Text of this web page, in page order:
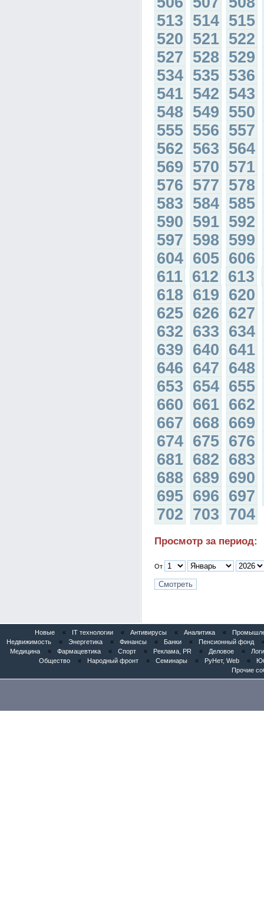
513 514 515
520 521 522
527 528 529
534 535 536
541 542 543
548 549 550
555 556 557
562 563 564
569 570 571
576 577 578
583 584 585
590 591 592
597 598 599
604 605 606
611 612 613
618 619 620
625 626 627
632 633 634
639 640 641
646 647 648
653 654 655
660 661 662
667 668 669
674 675 676
681 682 683
688 689 690
695 696 697
702 703 704
Просмотр за период:
От
Новые « IT технологии « Антивирусы « Аналитика «
Недвижимость
« Энергетика « Финансы « Банки « Пенсионный фонд
Медицина
« Фармацевтика « Спорт « Реклама, PR « Деловое «
Общество
« Народный фронт « Семинары « РуНет, Web «
Прочие